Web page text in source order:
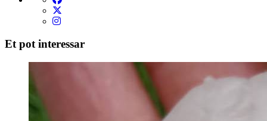
Et pot interessar